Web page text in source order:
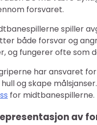
forsvaret.
spiller
både forsvar og
og fungerer ofte som
har ansvaret
og skape
for midtbanespillerne.
av